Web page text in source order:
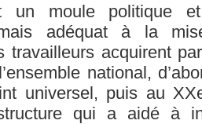
un moule politique
adéquat à la
travailleurs acquirent
national,
universel, puis au
qui a aidé à